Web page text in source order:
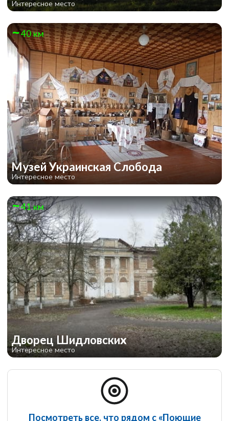
Интересное место
40 км
Музей Украинская Слобода
Интересное место
41 км
Дворец Шидловских
Интересное место
Посмотреть все, что рядом с «Поющие